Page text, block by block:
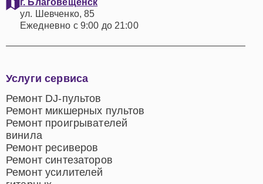
г. Благовещенск
ул. Шевченко, 85
Ежедневно с 9:00 до 21:00
Услуги сервиса
Ремонт DJ-пультов
Ремонт микшерных пультов
Ремонт проигрывателей
винила
Ремонт ресиверов
Ремонт синтезаторов
Ремонт усилителей